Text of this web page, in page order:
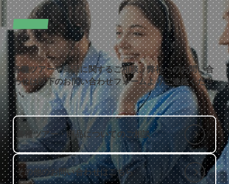
CONTACT
お問い合わせ
各種ツアーや商品に関するご相談、弊社へのお問い合
わせは以下のお問い合わせフォームよりご連絡くださ
い。
各種ツアー・商品についてのご相談
その他のお問い合わせはこちら